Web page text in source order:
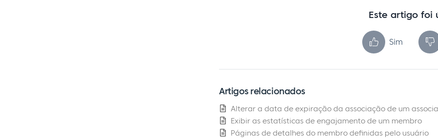
Este artigo foi
Sim
Artigos relacionados
Alterar a data de expiração da associação de um
Exibir as estatísticas de engajamento de um membro
Páginas de detalhes do membro definidas pelo usuário